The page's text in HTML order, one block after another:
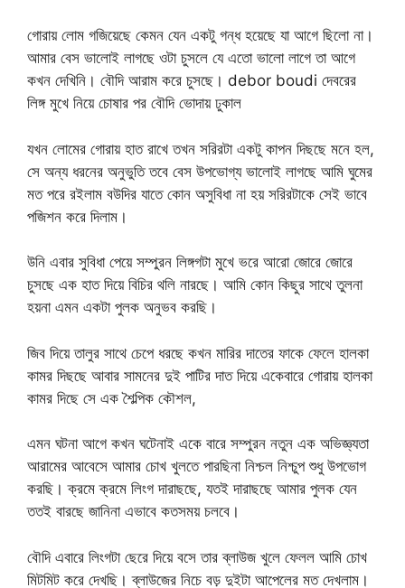
গোরায় লোম গজিয়েছে কেমন যেন একটু গন্ধ হয়েছে যা আগে ছিলো না।
আমার বেস ভালোই লাগছে ওটা চুসলে যে এতো ভালো লাগে তা আগে
কখন দেখিনি। বৌদি আরাম করে চুসছে। debor boudi দেবরের
লিঙ্গ মুখে নিয়ে চোষার পর বৌদি ভোদায় ঢুকাল
যখন লোমের গোরায় হাত রাখে তখন সরিরটা একটু কাপন দিছছে মনে হল,
সে অন্য ধরনের অনুভুতি তবে বেস উপভোগ্য ভালোই লাগছে আমি ঘুমের
মত পরে রইলাম বউদির যাতে কোন অসুবিধা না হয় সরিরটাকে সেই ভাবে
পজিশন করে দিলাম।
উনি এবার সুবিধা পেয়ে সম্পুরন লিঙ্গগটা মুখে ভরে আরো জোরে জোরে
চুসছে এক হাত দিয়ে বিচির থলি নারছে। আমি কোন কিছুর সাথে তুলনা
হয়না এমন একটা পুলক অনুভব করছি।
জিব দিয়ে তালুর সাথে চেপে ধরছে কখন মারির দাতের ফাকে ফেলে হালকা
কামর দিছছে আবার সামনের দুই পাটির দাত দিয়ে একেবারে গোরায় হালকা
কামর দিছে সে এক শৈল্পিক কৌশল,
এমন ঘটনা আগে কখন ঘটেনাই একে বারে সম্পুরন নতুন এক অভিজ্ঞ্যতা
আরামের আবেসে আমার চোখ খুলতে পারছিনা নিশ্চল নিশ্চুপ শুধু উপভোগ
করছি। ক্রমে ক্রমে লিংগ দারাছছে, যতই দারাছছে আমার পুলক যেন
ততই বারছে জানিনা এভাবে কতসময় চলবে।
বৌদি এবারে লিংগটা ছেরে দিয়ে বসে তার ব্লাউজ খুলে ফেলল আমি চোখ
মিটমিট করে দেখছি। ব্লাউজের নিচে বড় দুইটা আপেলের মত দেখলাম।